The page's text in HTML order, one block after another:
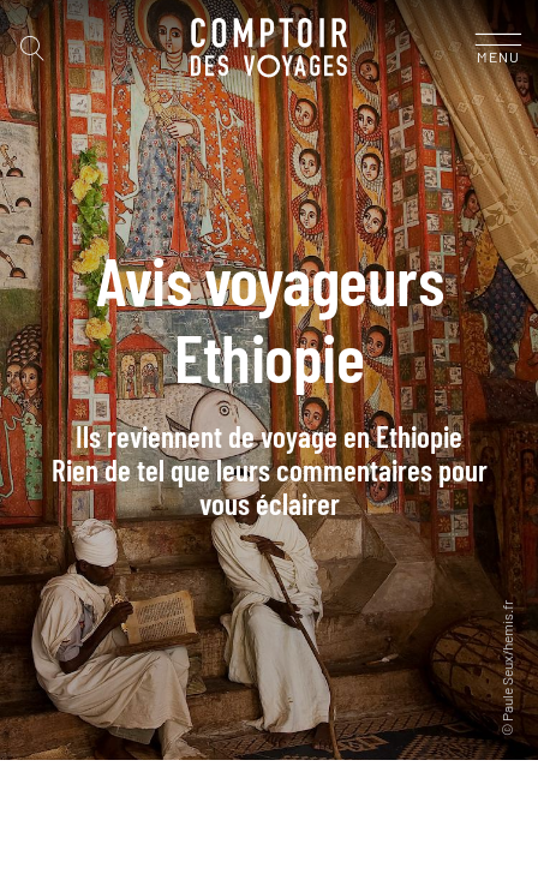
MENU
Avis voyageurs
Ethiopie
Ils reviennent de voyage en Ethiopie
Rien de tel que leurs commentaires pour
vous éclairer